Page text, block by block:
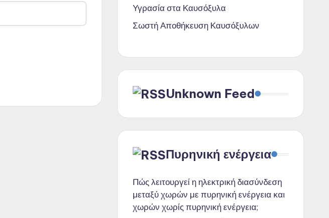
Υγρασία στα Καυσόξυλα
Σωστή Αποθήκευση Καυσόξυλων
Unknown Feed
Πυρηνική ενέργεια
Πώς λειτουργεί η ηλεκτρική διασύνδεση
μεταξύ χωρών με πυρηνική ενέργεια και
χωρών χωρίς πυρηνική ενέργεια;